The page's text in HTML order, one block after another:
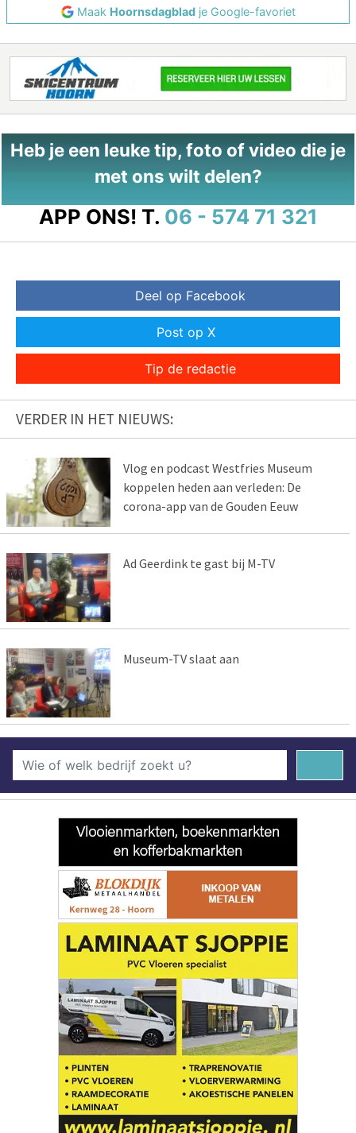
Maak Hoornsdagbladje Google-favoriet
Heb je een leuke tip, foto of video die je
met ons wilt delen?
APP ONS! T. 06 - 574 71 321
Deel op Facebook
Post op X
Tip de redactie
VERDER IN HET NIEUWS:
Vlog en podcast Westfries Museum
koppelen heden aan verleden: De
corona-app van de Gouden Eeuw
Ad Geerdink te gast bij M-TV
Museum-TV slaat aan